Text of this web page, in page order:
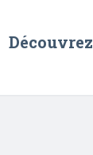
Découvrez